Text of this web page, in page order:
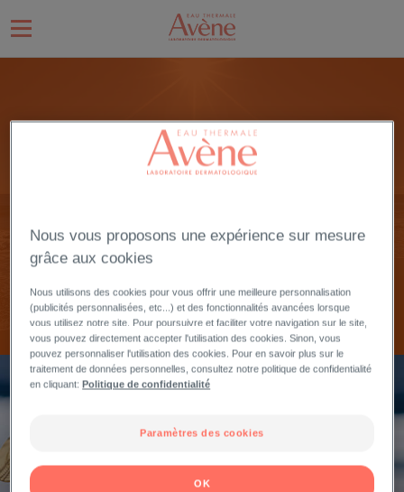
SOLEIL
DÉCOUVRIR
ADULTES
Nous vous proposons une expérience sur mesure
grâce aux cookies
Nous utilisons des cookies pour vous offrir une meilleure personnalisation
(publicités personnalisées, etc...) et des fonctionnalités avancées lorsque
vous utilisez notre site. Pour poursuivre et faciliter votre navigation sur le site,
vous pouvez directement accepter l'utilisation des cookies. Sinon, vous
pouvez personnaliser l'utilisation des cookies. Pour en savoir plus sur le
traitement de données personnelles, consultez notre politique de confidentialité
en cliquant: Politique de confidentialité
Paramètres des cookies
OK